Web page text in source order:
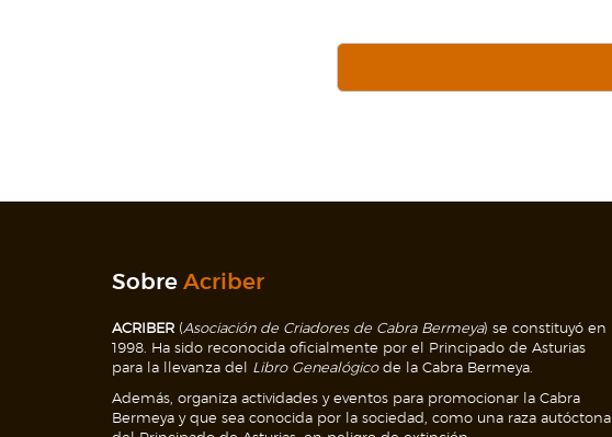
Sobre Acriber
ACRIBER (Asociación de Criadores de Cabra Bermeya) se constituyó en
1998. Ha sido reconocida oficialmente por el Principado de Asturias
para la llevanza del Libro Genealógicode la Cabra Bermeya.
Además, organiza actividades y eventos para promocionar la Cabra
Bermeya y que sea conocida por la sociedad, como una raza autóctona